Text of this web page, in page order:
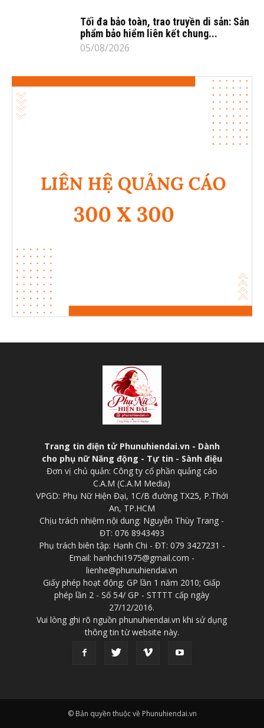
Tối đa bảo toàn, trao truyền di sản: Sản
phẩm bảo hiểm liên kết chung...
05/08/2026
Trang tin điện tử Phunuhiendai.vn - Dành
cho phụ nữ Năng động - Tự tin - Sành điệu
Đơn vị chủ quản: Công ty cổ phần quảng cáo
C.A.M (C.A.M Media)
VPGD: Phụ Nữ Hiện Đại, 1C/B đường TX25, P.Thới
An, TP.HCM
Chịu trách nhiệm nội dung: Nguyễn Thùy Trang -
ĐT: 076 8943493
Phụ trách biên tập: Hạnh Chi - ĐT: 079 3427231 -
Email: hanhchi1975@gmail.com -
lienhe@phunuhiendai.vn
Giấy phép hoạt động: GP lần 1 năm 2010; Giấp
phép lần 2 - Số 54/ GP - STTTT cấp ngày
27/12/2016.
Vui lòng ghi rõ nguồn phunuhiendai.vn khi sử dụng
thông tin từ website này.
© Bản quyền thuộc về Phunuhiendai.vn